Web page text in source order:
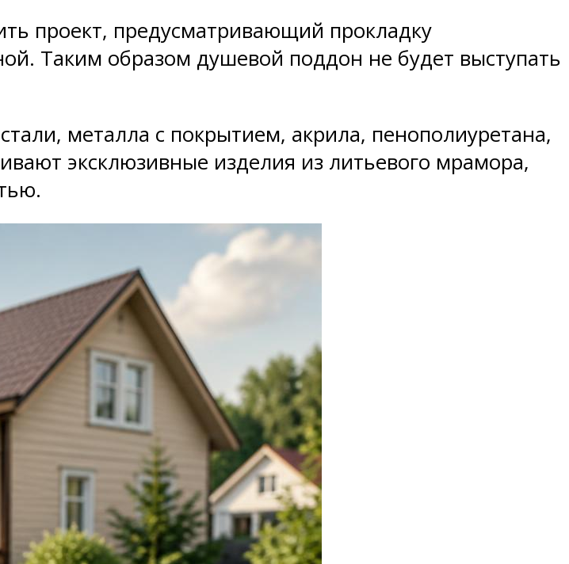
проект, предусматривающий прокладку
Таким образом душевой поддон не будет выступать
металла с покрытием, акрила, пенополиуретана,
эксклюзивные изделия из литьевого мрамора,